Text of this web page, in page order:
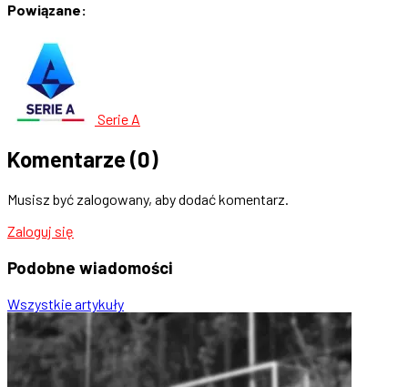
Powiązane:
Serie A
Komentarze (0)
Musisz być zalogowany, aby dodać komentarz.
Zaloguj się
Podobne wiadomości
Wszystkie artykuły